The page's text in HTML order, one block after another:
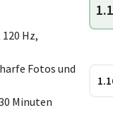
Hz,
Fotos und
Minuten